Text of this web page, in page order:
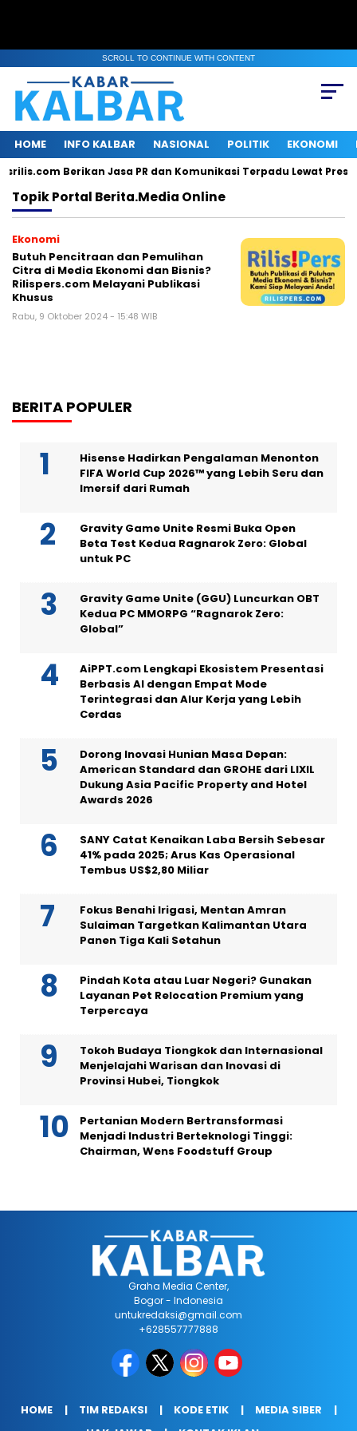
SCROLL TO CONTINUE WITH CONTENT
HOME INFO KALBAR NASIONAL POLITIK EKONOMI
Berikan Jasa PR dan Komunikasi Terpadu Lewat Press
TopikPortal Berita.media Online
Ekonomi
Butuh Pencitraan dan Pemulihan
Citra di Media Ekonomi dan Bisnis?
Rilispers.com Melayani Publikasi
Khusus
Rabu, 9 Oktober 2024 - 15:48 WIB
BERITA POPULER
Hisense Hadirkan Pengalaman Menonton
FIFA World Cup 2026™ yang Lebih Seru dan
Imersif dari Rumah
Gravity Game Unite Resmi Buka Open
Beta Test Kedua Ragnarok Zero: Global
untuk PC
Gravity Game Unite (GGU) Luncurkan OBT
Kedua PC MMORPG “Ragnarok Zero:
Global”
AiPPT.com Lengkapi Ekosistem Presentasi
Berbasis AI dengan Empat Mode
Terintegrasi dan Alur Kerja yang Lebih
Cerdas
Dorong Inovasi Hunian Masa Depan:
American Standard dan GROHE dari LIXIL
Dukung Asia Pacific Property and Hotel
Awards 2026
SANY Catat Kenaikan Laba Bersih Sebesar
41% pada 2025; Arus Kas Operasional
Tembus US$2,80 Miliar
Fokus Benahi Irigasi, Mentan Amran
Sulaiman Targetkan Kalimantan Utara
Panen Tiga Kali Setahun
Pindah Kota atau Luar Negeri? Gunakan
Layanan Pet Relocation Premium yang
Terpercaya
Tokoh Budaya Tiongkok dan Internasional
Menjelajahi Warisan dan Inovasi di
Provinsi Hubei, Tiongkok
Pertanian Modern Bertransformasi
Menjadi Industri Berteknologi Tinggi:
Chairman, Wens Foodstuff Group
Graha Media Center,
Bogor - Indonesia
untukredaksi@gmail.com
+628557777888
HOME TIM REDAKSI KODE ETIK
MEDIA SIBER